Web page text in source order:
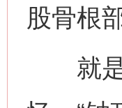
股骨根
就是